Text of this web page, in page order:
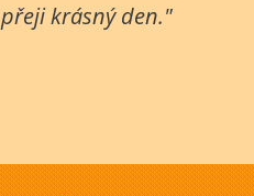
krásný den."